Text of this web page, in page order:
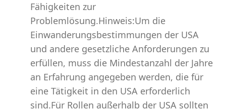
Fähigkeiten zur
Problemlösung.Hinweis:Um die
Einwanderungsbestimmungen der USA
und andere gesetzliche Anforderungen zu
erfüllen, muss die Mindestanzahl der Jahre
an Erfahrung angegeben werden, die für
eine Tätigkeit in den USA erforderlich
sind.Für Rollen außerhalb der USA sollten